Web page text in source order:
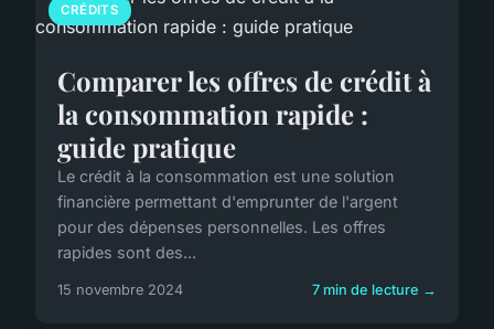
CRÉDITS
Comparer les offres de crédit à
la consommation rapide :
guide pratique
Le crédit à la consommation est une solution
financière permettant d'emprunter de l'argent
pour des dépenses personnelles. Les offres
rapides sont des...
15 novembre 2024 7 min de lecture →